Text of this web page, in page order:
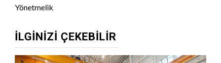
Yönetmelik
İLGINIZI ÇEKEBILIR